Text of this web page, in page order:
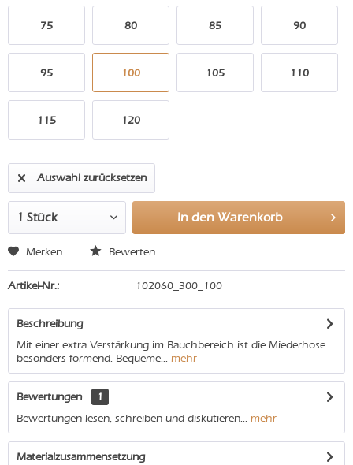
75 80 85 90
95 100 105 110
115 120
Auswahl zurücksetzen
In den Warenkorb
Merken Bewerten
Artikel-Nr.: 102060_300_100
Beschreibung
Mit einer extra Verstärkung im Bauchbereich ist die Miederhose
besonders formend. Bequeme... mehr
Bewertungen
1
Bewertungen lesen, schreiben und diskutieren... mehr
Materialzusammensetzung